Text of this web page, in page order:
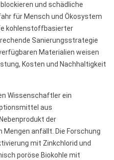
und schädliche
für Mensch und Ökosystem
kohlenstoffbasierter
Sanierungsstrategie
Materialien weisen
Kosten und Nachhaltigkeit
Wissenschaftler ein
aus
der
anfällt. Die Forschung
mit Zinkchlorid und
poröse Biokohle mit